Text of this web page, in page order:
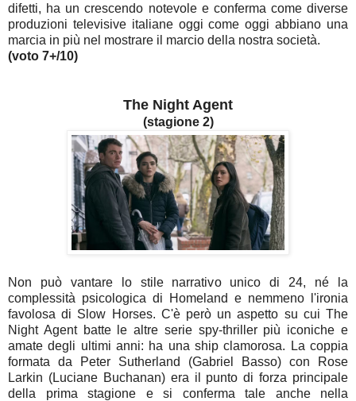
difetti, ha un crescendo notevole e conferma come diverse
produzioni televisive italiane oggi come oggi abbiano una
marcia in più nel mostrare il marcio della nostra società.
(voto 7+/10)
The Night Agent
(stagione 2)
Non può vantare lo stile narrativo unico di 24, né la
complessità psicologica di Homeland e nemmeno l'ironia
favolosa di Slow Horses. C'è però un aspetto su cui The
Night Agent batte le altre serie spy-thriller più iconiche e
amate degli ultimi anni: ha una ship clamorosa. La coppia
formata da Peter Sutherland (Gabriel Basso) con Rose
Larkin (Luciane Buchanan) era il punto di forza principale
della prima stagione e si conferma tale anche nella